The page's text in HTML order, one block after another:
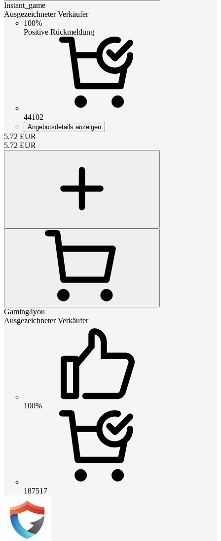
Instant_game
Ausgezeichneter Verkäufer
100%
Positive Rückmeldung
44102
Angebotsdetails anzeigen
5.72 EUR
5.72 EUR
Gaming4you
Ausgezeichneter Verkäufer
100%
187517